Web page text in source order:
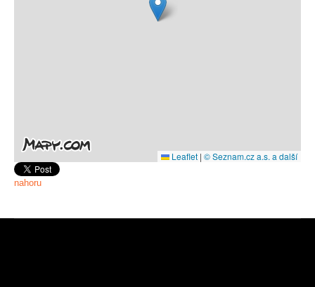
Leaflet | © Seznam.cz a.s. a další
nahoru